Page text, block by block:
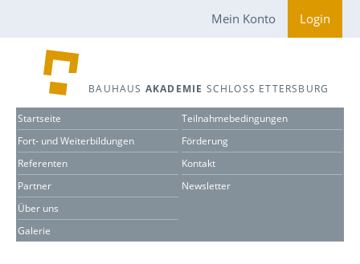
Mein Konto Login
BAUHAUS AKADEMIE SCHLOSS ETTERSBURG
Startseite
Fort- und Weiterbildungen
Referenten
Partner
Über uns
Galerie
Teilnahmebedingungen
Förderung
Kontakt
Newsletter